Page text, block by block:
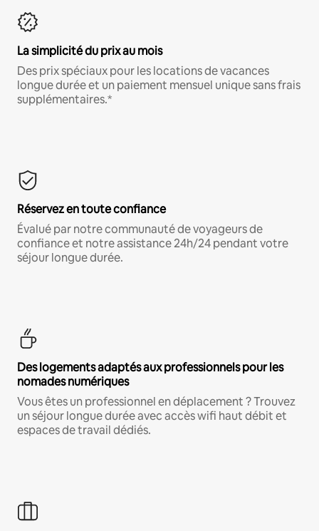
La simplicité du prix au mois
Des prix spéciaux pour les locations de vacances
longue durée et un paiement mensuel unique sans frais
supplémentaires.*
Réservez en toute confiance
Évalué par notre communauté de voyageurs de
confiance et notre assistance 24h/24 pendant votre
séjour longue durée.
Des logements adaptés aux professionnels pour les
nomades numériques
Vous êtes un professionnel en déplacement ? Trouvez
un séjour longue durée avec accès wifi haut débit et
espaces de travail dédiés.